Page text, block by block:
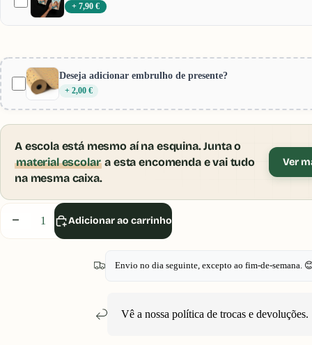
+ 7,90 €
Deseja adicionar embrulho de presente?
+ 2,00 €
Diminuir
quantidade
Aumentar
A escola está mesmo aí na esquina. Junta o
material escolar a esta encomenda e vai tudo
na mesma caixa.
Ver
Adicionar ao carrinho
Envio no dia seguinte, excepto ao fim-de-semana.
Vê a nossa política de trocas e devoluções.